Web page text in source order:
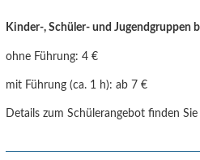
Kinder-, Schüler- und Jugendgruppen
ohne Führung:4 €
mit Führung (ca. 1 h): ab 7 €
Details zum Schülerangebot finden Sie